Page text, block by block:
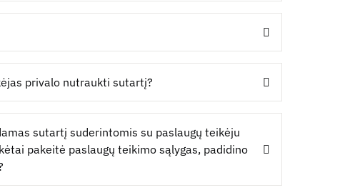
privalo nutraukti sutartį?
sutartį suderintomis su paslaugų teikėju
pakeitė paslaugų teikimo sąlygas, padidino